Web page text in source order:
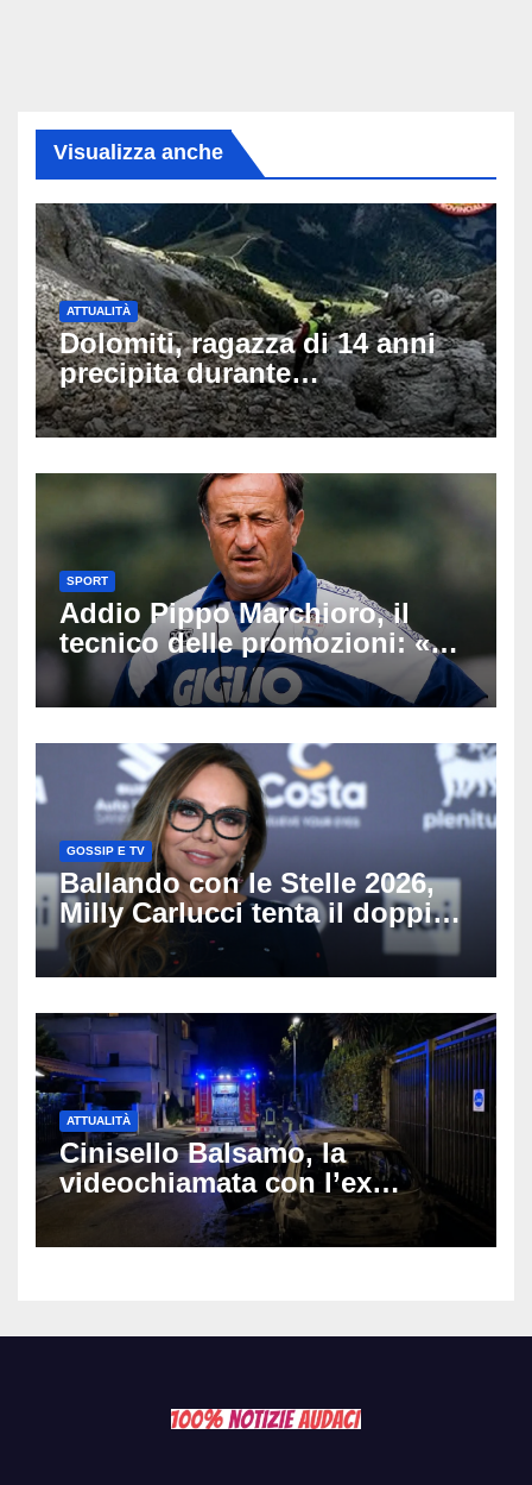
Visualizza anche
ATTUALITÀ
Dolomiti, ragazza di 14 anni
precipita durante
un’escursione: tragedia sul
Latemar davanti alla famiglia
SPORT
Addio Pippo Marchioro, il
tecnico delle promozioni: «Ha
scritto pagine indimenticabili
del nostro calcio»
GOSSIP E TV
Ballando con le Stelle 2026,
Milly Carlucci tenta il doppio
colpo: tra i papabili Ornella
Muti e Monica Guerritore
ATTUALITÀ
Cinisello Balsamo, la
videochiamata con l’ex
fidanzata e il dramma: 35enne
lotta tra la vita e la morte